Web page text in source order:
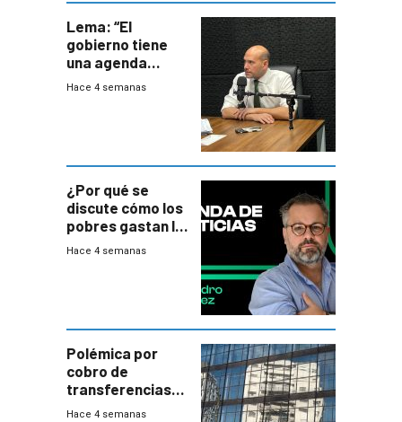
Lema: “El
gobierno tiene
una agenda
destructiva”
Hace 4 semanas
¿Por qué se
discute cómo los
pobres gastan la
plata?
Hace 4 semanas
Polémica por
cobro de
transferencias
del Mides en
Hace 4 semanas